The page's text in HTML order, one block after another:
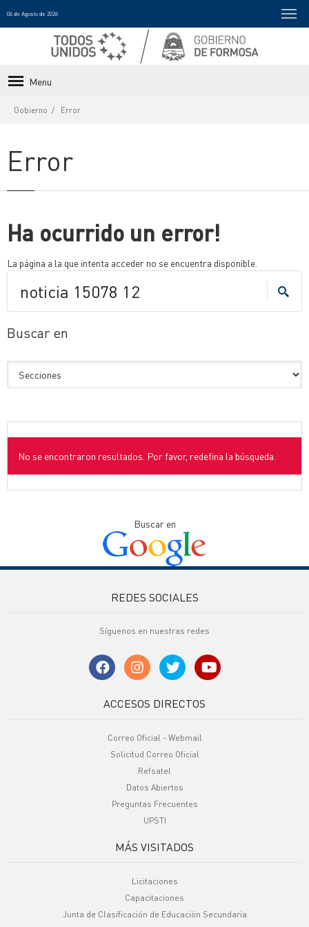
06 de Agosto de 2026
Menu
Gobierno Error
Error
Ha ocurrido un error!
La página a la que intenta acceder no se encuentra disponible.
Buscar en
No se encontraron resultados. Por favor, redefina la búsqueda.
Buscar en
REDES SOCIALES
Síguenos en nuestras redes
ACCESOS DIRECTOS
Correo Oficial - Webmail
Solicitud Correo Oficial
Refsatel
Datos Abiertos
Preguntas Frecuentes
UPSTI
MÁS VISITADOS
Licitaciones
Capacitaciones
Junta de Clasificación de Educación Secundaria